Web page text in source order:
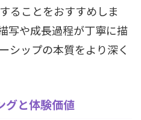
ることをおすすめしま
写や成長過程が丁寧に描
シップの本質をより深く
グと体験価値